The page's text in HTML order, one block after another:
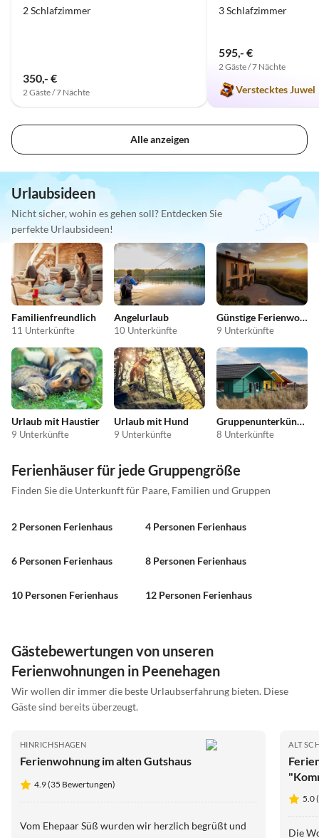
2 Schlafzimmer
350,- €
2 Gäste / 7 Nächte
3 Schlafzimmer
595,- €
2 Gäste / 7 Nächte
Verstecktes Juwel
Alle anzeigen
Urlaubsideen
Nicht sicher, wohin es gehen soll? Entdecken Sie
perfekte Urlaubsideen!
Familienfreundlich
11 Unterkünfte
Angelurlaub
10 Unterkünfte
Günstige Ferienwohnungen
9 Unterkünfte
Urlaub mit Haustier
9 Unterkünfte
Urlaub mit Hund
9 Unterkünfte
Gruppenunterkünfte
8 Unterkünfte
Ferienhäuser für jede Gruppengröße
Finden Sie die Unterkunft für Paare, Familien und Gruppen
2 Personen Ferienhaus 4 Personen Ferienhaus
6 Personen Ferienhaus 8 Personen Ferienhaus
10 Personen Ferienhaus 12 Personen Ferienhaus
Gästebewertungen von unseren
Ferienwohnungen in Peenehagen
Wir wollen dir immer die beste Urlaubserfahrung bieten. Diese
Gäste sind bereits überzeugt.
HINRICHSHAGEN
Ferienwohnung im alten Gutshaus
4.9 (35 Bewertungen)
Vom Ehepaar Süß wurden wir herzlich begrüßt und
ALT
5.0
Die